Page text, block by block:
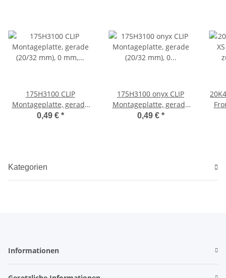
175H3100 CLIP
Montageplatte, gerade
(20/32 mm), 0 mm, Stahl,
0,49 € *
175H3100 onyx CLIP
Montageplatte, gerade
(20/32 mm), 0 mm, Stahl,
0,49 € *
Kategorien
Informationen